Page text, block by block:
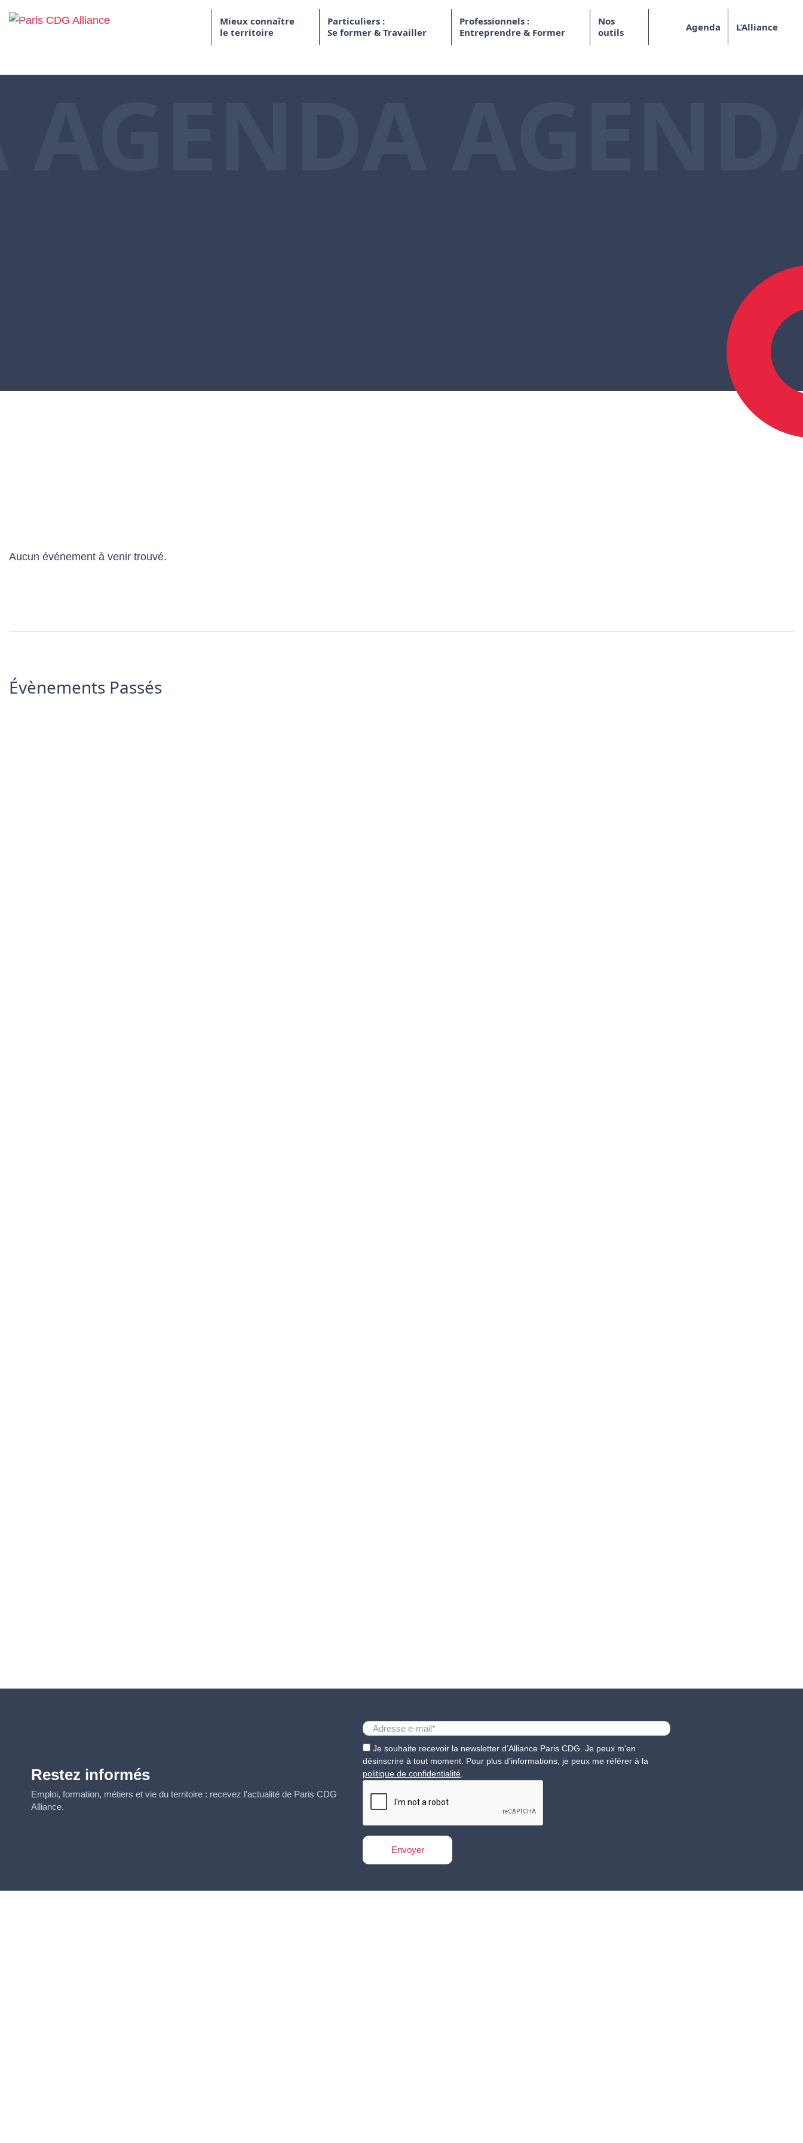
Mieux connaître
le territoire
Particuliers :
Se former & Travailler
Professionnels :
Entreprendre & Former
Nos
outils
Agenda L’Alliance
Aucun événement à venir trouvé.
Évènements Passés
Restez informés
Emploi, formation, métiers et vie du territoire : recevez l'actualité de Paris CDG
Alliance.
Je souhaite recevoir la newsletter d’Alliance Paris CDG. Je peux m'en
désinscrire à tout moment. Pour plus d'informations, je peux me référer à la
politique de confidentialité